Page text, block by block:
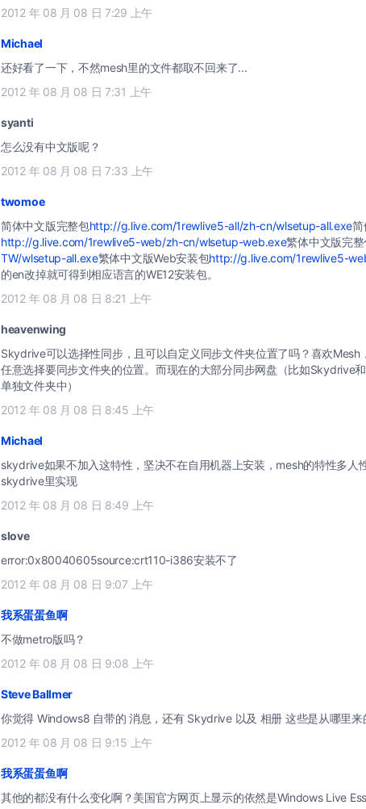
2012 年 08 月 08 日 7:29 上午
Michael
还好看了一下，不然mesh里的文件都取不回来了...
2012 年 08 月 08 日 7:31 上午
syanti
怎么没有中文版呢？
2012 年 08 月 08 日 7:33 上午
twomoe
简体中文版完整包http://g.live.com/1rewlive5-all/zh-cn/wlsetup-all.exe简
http://g.live.com/1rewlive5-web/zh-cn/wlsetup-web.exe繁体中文版完
TW/wlsetup-all.exe繁体中文版Web安装包http://g.live.com/1rewlive5-
的en改掉就可得到相应语言的WE12安装包。
2012 年 08 月 08 日 8:21 上午
heavenwing
Skydrive可以选择性同步，且可以自定义同步文件夹位置了吗？喜欢Mesh
任意选择要同步文件夹的位置。而现在的大部分同步网盘（比如Skydrive
单独文件夹中）
2012 年 08 月 08 日 8:45 上午
Michael
skydrive如果不加入这特性，坚决不在自用机器上安装，mesh的特性多人
skydrive里实现
2012 年 08 月 08 日 8:49 上午
slove
error:0x80040605source:crt110-i386安装不了
2012 年 08 月 08 日 9:07 上午
我系蛋蛋鱼啊
不做metro版吗？
2012 年 08 月 08 日 9:08 上午
Steve Ballmer
你觉得 Windows8 自带的 消息，还有 Skydrive 以及 相册 这些是从哪里来
2012 年 08 月 08 日 9:15 上午
我系蛋蛋鱼啊
其他的都没有什么变化啊？美国官方网页上显示的依然是Windows Live